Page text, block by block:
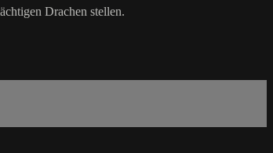
Drachen stellen.